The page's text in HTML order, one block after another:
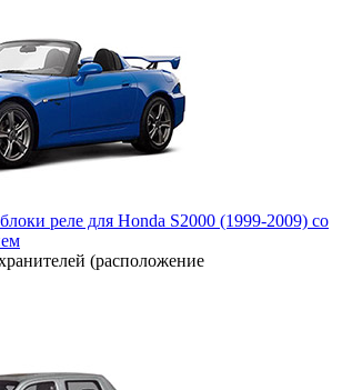
реле для Honda S2000 (1999-2009) со
(расположение